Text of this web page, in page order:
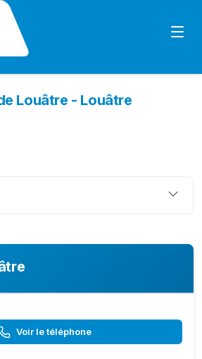
Louâtre - Louâtre
Voir le téléphone